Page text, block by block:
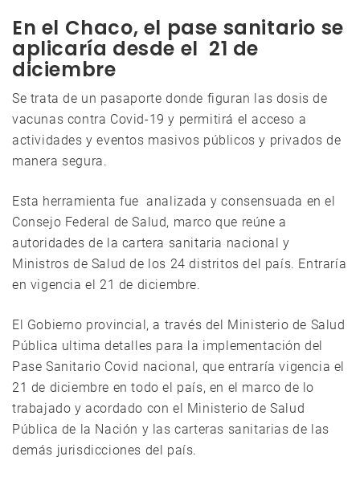
En el Chaco, el pase sanitario se
aplicaría desde el 21 de
diciembre
Se trata de un pasaporte donde figuran las dosis de
vacunas contra Covid-19 y permitirá el acceso a
actividades y eventos masivos públicos y privados de
manera segura.
Esta herramienta fue analizada y consensuada en el
Consejo Federal de Salud, marco que reúne a
autoridades de la cartera sanitaria nacional y
Ministros de Salud de los 24 distritos del país. Entraría
en vigencia el 21 de diciembre.
El Gobierno provincial, a través del Ministerio de Salud
Pública ultima detalles para la implementación del
Pase Sanitario Covid nacional, que entraría vigencia el
21 de diciembre en todo el país, en el marco de lo
trabajado y acordado con el Ministerio de Salud
Pública de la Nación y las carteras sanitarias de las
demás jurisdicciones del país.